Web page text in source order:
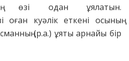
өзі одан ұялатын.
оған куәлік еткені осының
(р.а.) ұяты арнайы бір